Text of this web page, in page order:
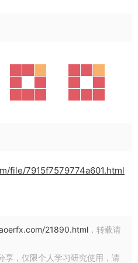
file/7915f7579774a601.html
21890.html ，转载请
享，仅限个人学习研究使用，请